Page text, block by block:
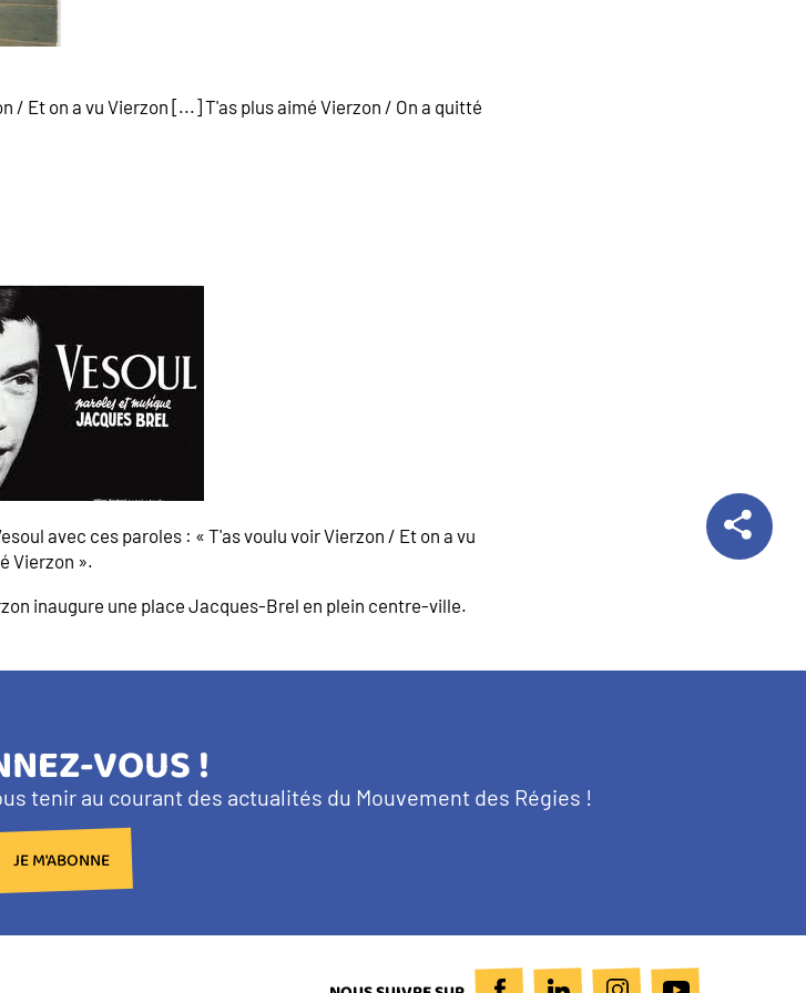
/ Et on a vu Vierzon [...] T'as plus aimé Vierzon / On a quitté
avec ces paroles : « T'as voulu voir Vierzon / Et on a vu
Vierzon ».
inaugure une place Jacques-Brel en plein centre-ville.
VOUS !
tenir au courant des actualités du Mouvement des Régies !
JE M'ABONNE